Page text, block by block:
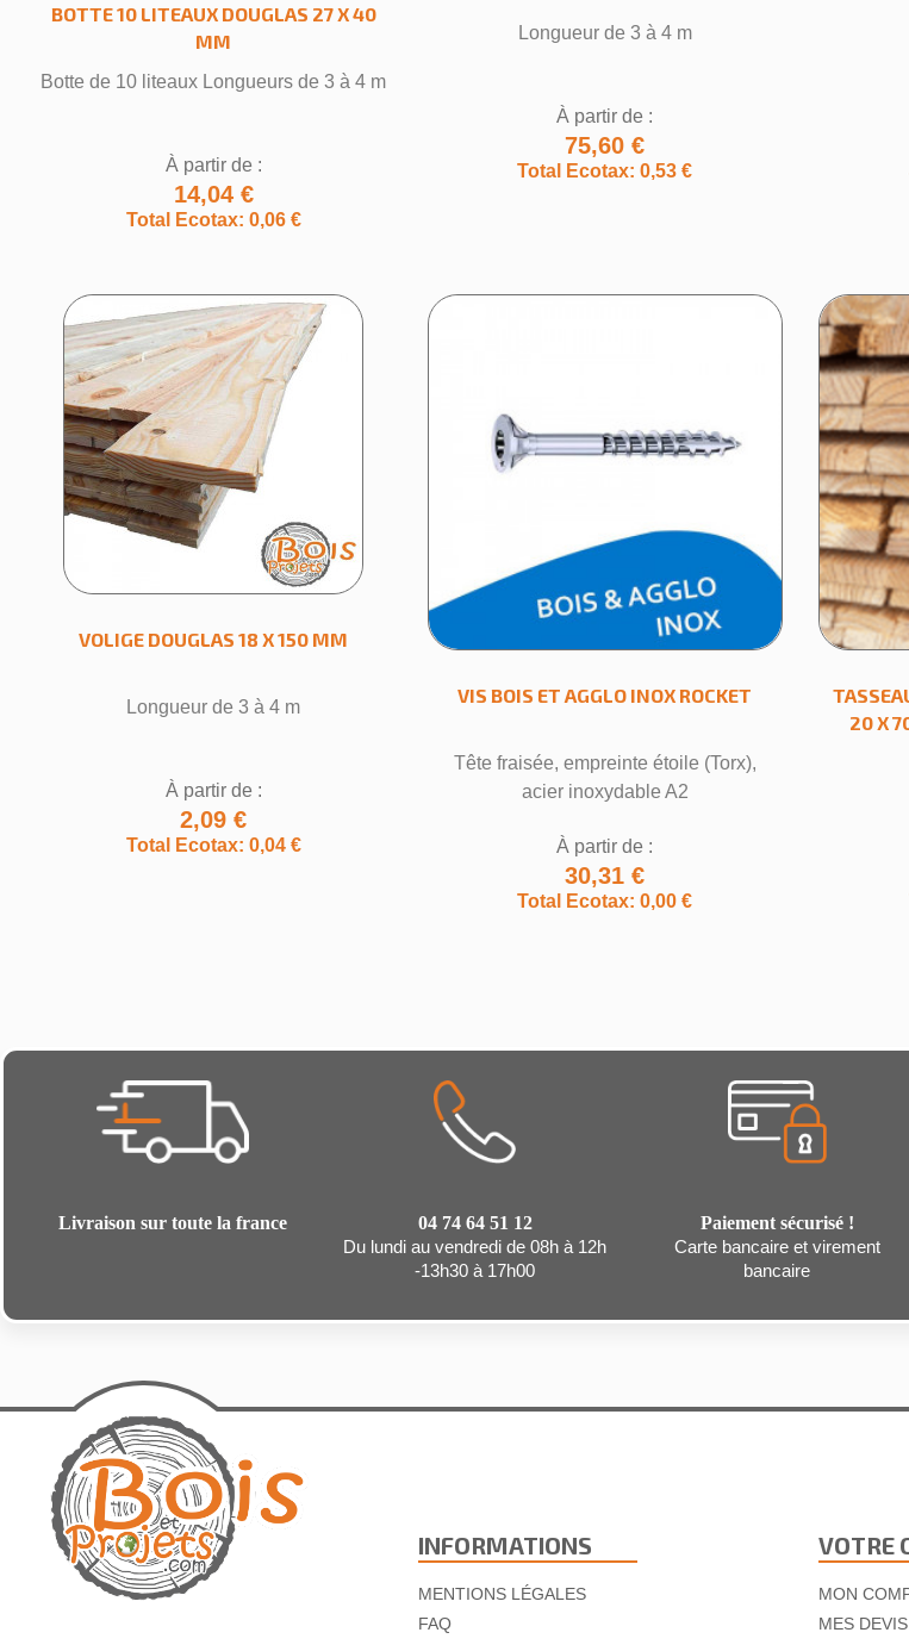
BOTTE 10 LITEAUX DOUGLAS 27 X 40
MM
Botte de 10 liteaux Longueurs de 3 à 4 m
À partir de :
14,04 €
Total Ecotax: 0,06 €
Longueur de 3 à 4 m
À partir de :
75,60 €
Total Ecotax: 0,53 €
VOLIGE DOUGLAS 18 X 150 MM
Longueur de 3 à 4 m
À partir de :
2,09 €
Total Ecotax: 0,04 €
VIS BOIS ET AGGLO INOX ROCKET
Tête fraisée, empreinte étoile (Torx),
acier inoxydable A2
À partir de :
30,31 €
Total Ecotax: 0,00 €
20 X
Livraison sur toute la france
04 74 64 51 12
Du lundi au vendredi de 08h à 12h
-13h30 à 17h00
Paiement sécurisé !
Carte bancaire et virement
bancaire
INFORMATIONS
MENTIONS LÉGALES
FAQ
VOTRE
MON
MES DEVIS